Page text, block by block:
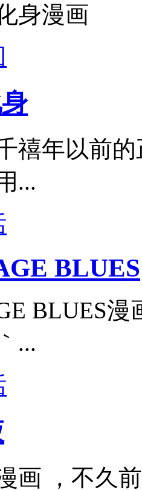
身漫画
禧年以前
...
BLUES
BLUES
...
画 ，不久